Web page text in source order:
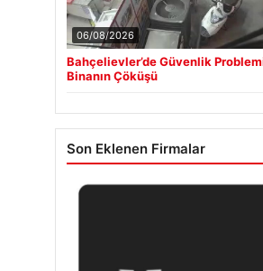
06/08/2026
Bahçelievler’de Güvenlik
Binanın Çöküşü
Son Eklenen Firmalar